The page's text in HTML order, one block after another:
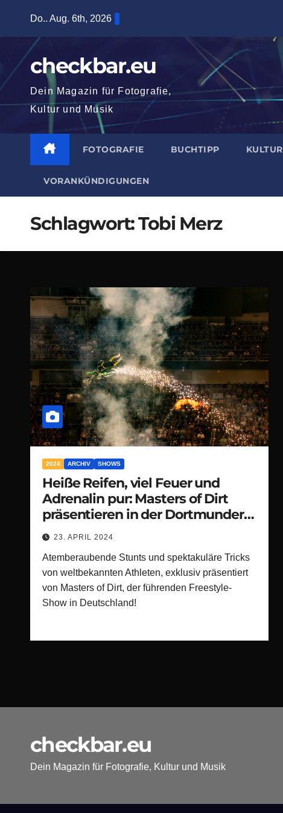
springen
Do.. Aug. 6th, 2026
checkbar.eu
Dein Magazin für Fotografie,
Kultur und Musik
FOTOGRAFIE BUCHTIPP KULTUR
VORANKÜNDIGUNGEN
Schlagwort:Tobi Merz
2024 ARCHIV SHOWS
Heiße Reifen, viel Feuer und
Adrenalin pur: Masters of Dirt
präsentieren in der Dortmunder
Westfalenhalle jede Menge
atemberaubende Stunts!
23. APRIL 2024
Atemberaubende Stunts und spektakuläre Tricks
von weltbekannten Athleten, exklusiv präsentiert
von Masters of Dirt, der führenden Freestyle-
Show in Deutschland!
checkbar.eu
Dein Magazin für Fotografie, Kultur und Musik